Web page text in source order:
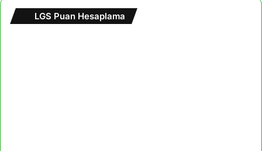
LGS Puan Hesaplama